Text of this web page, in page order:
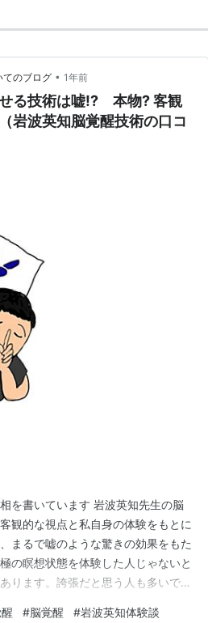
のブログ • 1年前
技術は嘘!? 本物? 客観
岩波英知脳覚醒技術の口コ
を書いています 岩波英知先生の脳
観的な視点と私自身の体験をもとに
まるで嘘のような驚きの効果をもた
の瞑想状態を体験した人じゃないと
ります。誇張だと思う人も多いでし
#脳覚醒 #岩波英知体験談